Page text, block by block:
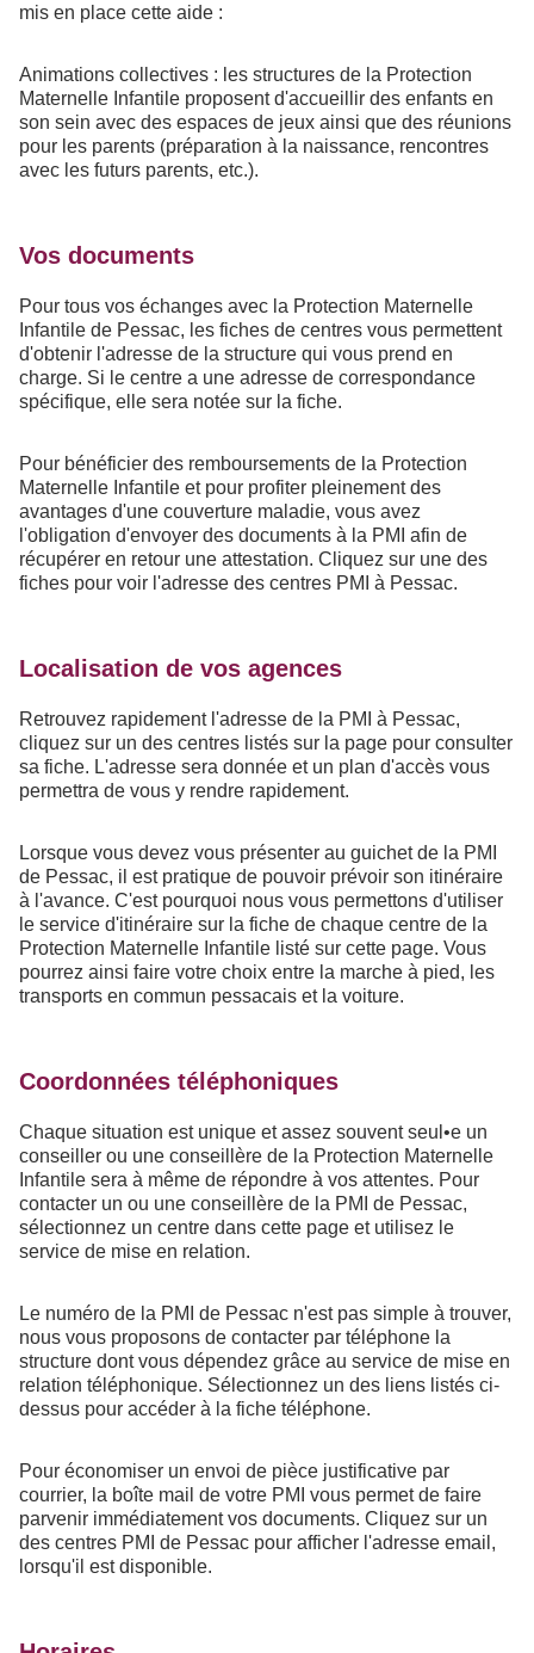
mis en place cette aide :
Animations collectives : les structures de la Protection
Maternelle Infantile proposent d'accueillir des enfants en
son sein avec des espaces de jeux ainsi que des réunions
pour les parents (préparation à la naissance, rencontres
avec les futurs parents, etc.).
Vos documents
Pour tous vos échanges avec la Protection Maternelle
Infantile de Pessac, les fiches de centres vous permettent
d'obtenir l'adresse de la structure qui vous prend en
charge. Si le centre a une adresse de correspondance
spécifique, elle sera notée sur la fiche.
Pour bénéficier des remboursements de la Protection
Maternelle Infantile et pour profiter pleinement des
avantages d'une couverture maladie, vous avez
l'obligation d'envoyer des documents à la PMI afin de
récupérer en retour une attestation. Cliquez sur une des
fiches pour voir l'adresse des centres PMI à Pessac.
Localisation de vos agences
Retrouvez rapidement l'adresse de la PMI à Pessac,
cliquez sur un des centres listés sur la page pour consulter
sa fiche. L'adresse sera donnée et un plan d'accès vous
permettra de vous y rendre rapidement.
Lorsque vous devez vous présenter au guichet de la PMI
de Pessac, il est pratique de pouvoir prévoir son itinéraire
à l'avance. C'est pourquoi nous vous permettons d'utiliser
le service d'itinéraire sur la fiche de chaque centre de la
Protection Maternelle Infantile listé sur cette page. Vous
pourrez ainsi faire votre choix entre la marche à pied, les
transports en commun pessacais et la voiture.
Coordonnées téléphoniques
Chaque situation est unique et assez souvent seul•e un
conseiller ou une conseillère de la Protection Maternelle
Infantile sera à même de répondre à vos attentes. Pour
contacter un ou une conseillère de la PMI de Pessac,
sélectionnez un centre dans cette page et utilisez le
service de mise en relation.
Le numéro de la PMI de Pessac n'est pas simple à trouver,
nous vous proposons de contacter par téléphone la
structure dont vous dépendez grâce au service de mise en
relation téléphonique. Sélectionnez un des liens listés ci-
dessus pour accéder à la fiche téléphone.
Pour économiser un envoi de pièce justificative par
courrier, la boîte mail de votre PMI vous permet de faire
parvenir immédiatement vos documents. Cliquez sur un
des centres PMI de Pessac pour afficher l'adresse email,
lorsqu'il est disponible.